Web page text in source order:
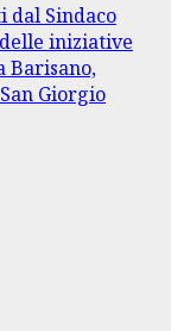
dal Sindaco
iniziative
Barisano,
Giorgio